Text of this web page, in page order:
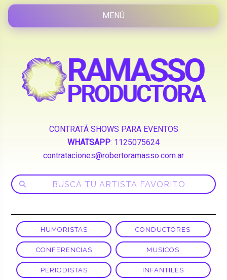
CONTRATÁ SHOWS PARA EVENTOS
WHATSAPP: 1125075624
contrataciones@robertoramasso.com.ar
HUMORISTAS CONDUCTORES
CONFERENCIAS MUSICOS
PERIODISTAS INFANTILES